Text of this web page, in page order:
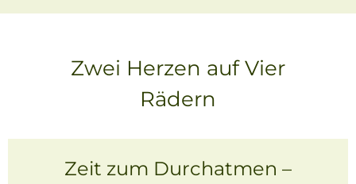
Zwei Herzen auf Vier
Rädern
Zeit zum Durchatmen –